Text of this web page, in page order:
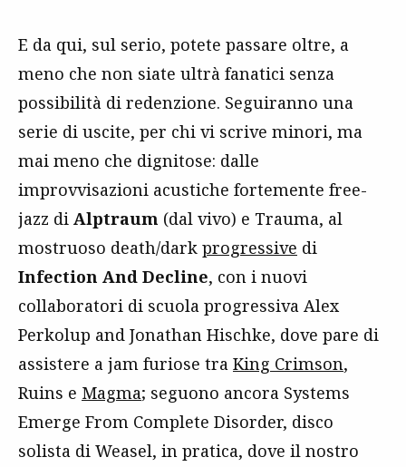
E da qui, sul serio, potete passare oltre, a
meno che non siate ultrà fanatici senza
possibilità di redenzione. Seguiranno una
serie di uscite, per chi vi scrive minori, ma
mai meno che dignitose: dalle
improvvisazioni acustiche fortemente free-
jazz di Alptraum (dal vivo) e Trauma, al
mostruoso death/dark progressive di
Infection And Decline, con i nuovi
collaboratori di scuola progressiva Alex
Perkolup and Jonathan Hischke, dove pare di
assistere a jam furiose tra King Crimson,
Ruins e Magma; seguono ancora Systems
Emerge From Complete Disorder, disco
solista di Weasel, in pratica, dove il nostro